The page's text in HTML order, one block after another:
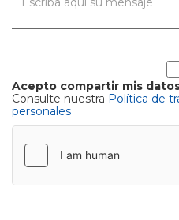
Acepto compartir mis
Consulte nuestra Política de
personales